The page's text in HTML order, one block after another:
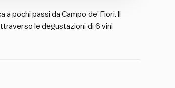
pochi passi da Campo de’ Fiori. Il
le degustazioni di 6 vini